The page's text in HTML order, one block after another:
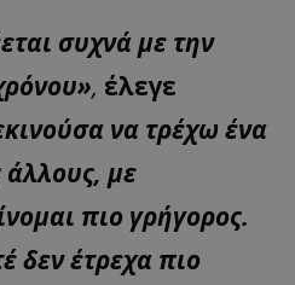
συχνά με την
, έλεγε
να τρέχω ένα
άλλους, με
πιο γρήγορος.
δεν έτρεχα πιο